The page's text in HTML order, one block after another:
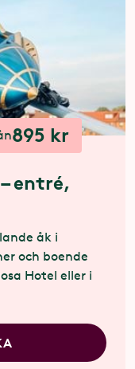
895 kr
entré,
åk i
och boende
Hotel eller i